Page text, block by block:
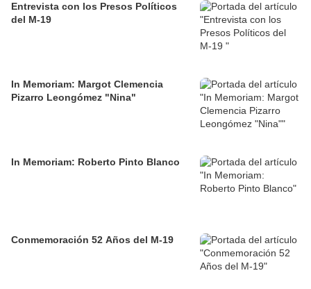
Entrevista con los Presos Políticos
del M-19
In Memoriam: Margot Clemencia
Pizarro Leongómez "Nina"
In Memoriam: Roberto Pinto Blanco
Conmemoración 52 Años del M-19